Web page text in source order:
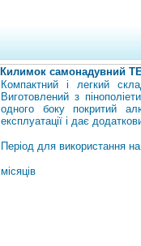
Килимок самонадувний
Компактний i легкий
Виготовлений з
одного боку покритий
експлуатації і дає
Період для використання
місяців